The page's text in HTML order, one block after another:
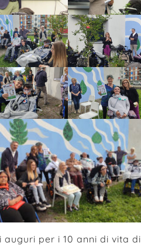
per i 10 anni di vita di